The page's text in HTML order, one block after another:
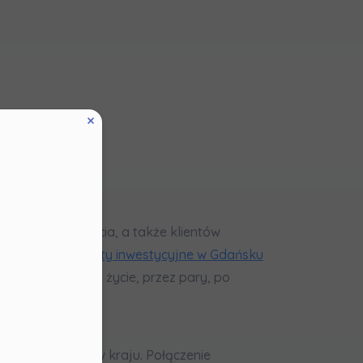
na
miejsca do życia, a także klientów
apartamenty inwestycyjne w Gdańsku
samodzielne życie, przez pary, po
w kraju. Połączenie